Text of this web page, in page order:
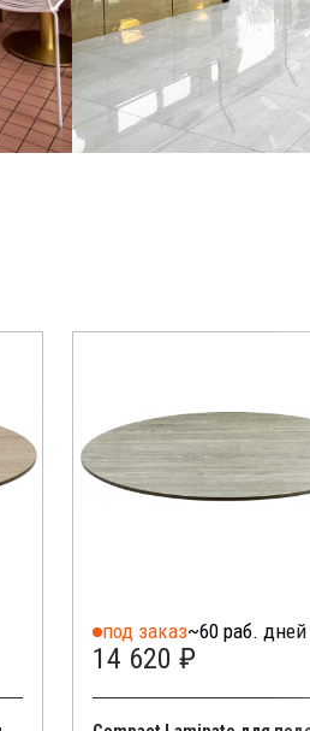
под заказ~60 раб. дней
14 620 ₽